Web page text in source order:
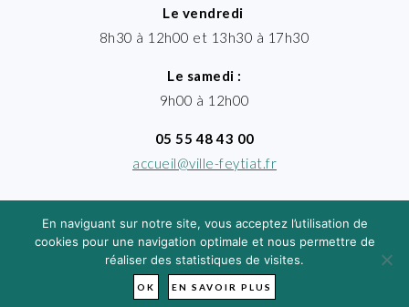
Le vendredi
8h30 à 12h00 et 13h30 à 17h30
Le samedi :
9h00 à 12h00
05 55 48 43 00
accueil@ville-feytiat.fr
TIMGROUP - © 2026
En naviguant sur notre site, vous acceptez l’utilisation de
cookies pour une navigation optimale et nous permettre de
réaliser des statistiques de visites.
OK EN SAVOIR PLUS